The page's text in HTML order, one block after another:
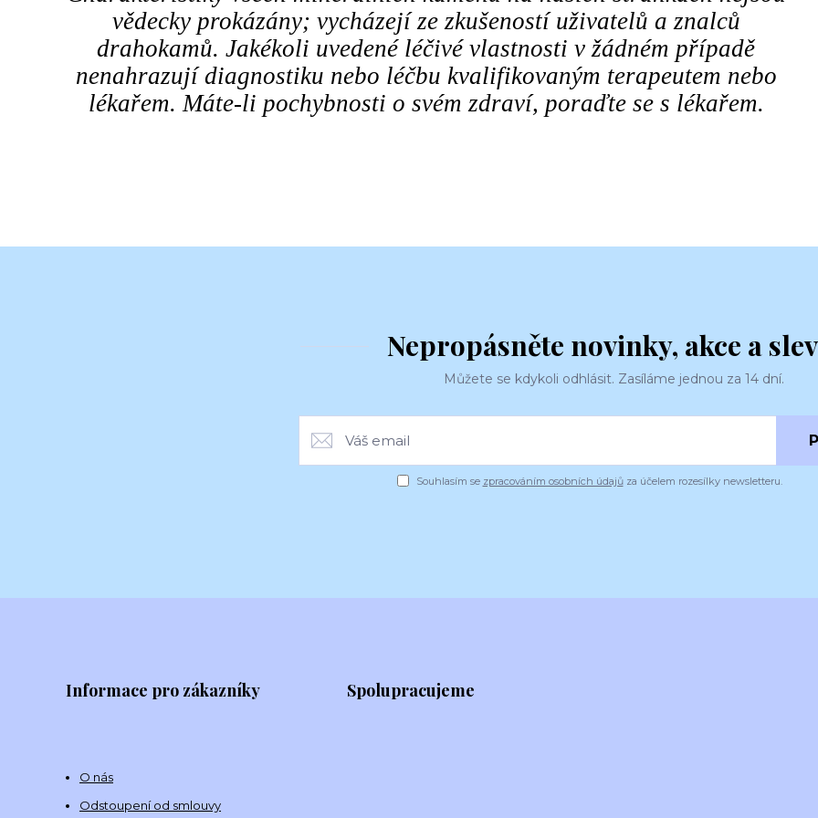
vědecky prokázány; vycházejí ze zkušeností uživatelů a znalců
drahokamů. Jakékoli uvedené léčivé vlastnosti v žádném případě
nenahrazují diagnostiku nebo léčbu kvalifikovaným terapeutem nebo
lékařem. Máte-li pochybnosti o svém zdraví, poraďte se s lékařem.
Nepropásněte novinky, akce a
Můžete se kdykoli odhlásit. Zasíláme jednou za 14 dní.
Souhlasím se zpracováním osobních údajůza účelem rozesílky newsletteru.
Informace pro zákazníky
O nás
Odstoupení od smlouvy
Spolupracujeme